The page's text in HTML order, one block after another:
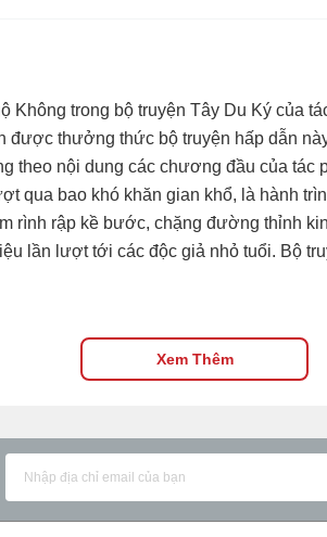
trong bộ truyện Tây Du Ký của
được thưởng thức bộ truyện hấp dẫn
theo nội dung các chương đầu của
qua bao khó khăn gian khổ, là hành
rình rập kề bước, chặng đường thỉnh
lần lượt tới các độc giả nhỏ tuổi. Bộ
Xem Thêm